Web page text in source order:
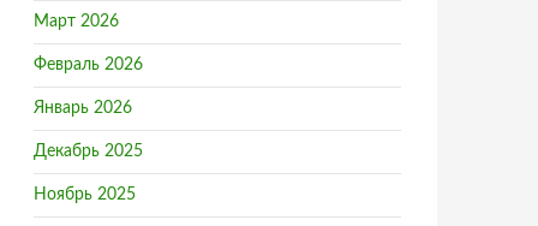
Март 2026
Февраль 2026
Январь 2026
Декабрь 2025
Ноябрь 2025